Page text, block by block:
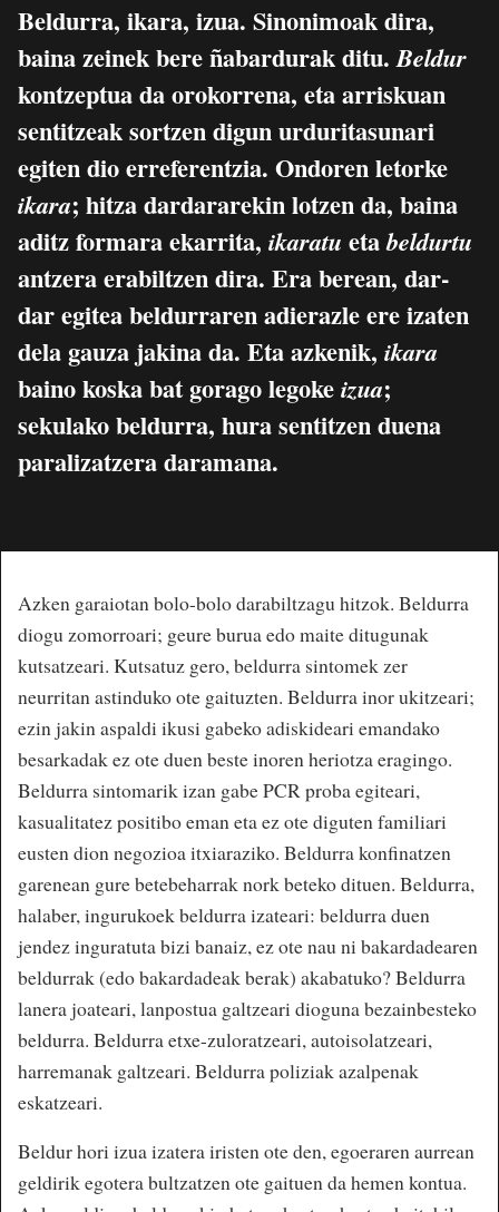
Beldurra, ikara, izua. Sinonimoak dira,
baina zeinek bere ñabardurak ditu.Beldur
kontzeptua da orokorrena, eta arriskuan
sentitzeak sortzen digun urduritasunari
egiten dio erreferentzia. Ondoren letorke
ikara; hitza dardararekin lotzen da, baina
aditz formara ekarrita, ikaratu etabeldurtu
antzera erabiltzen dira. Era berean, dar-
dar egitea beldurraren adierazle ere izaten
dela gauza jakina da. Eta azkenik, ikara
baino koska bat gorago legokeizua;
sekulako beldurra, hura sentitzen duena
paralizatzera daramana.
Azken garaiotan bolo-bolo darabiltzagu hitzok. Beldurra
diogu zomorroari; geure burua edo maite ditugunak
kutsatzeari. Kutsatuz gero, beldurra sintomek zer
neurritan astinduko ote gaituzten. Beldurra inor ukitzeari;
ezin jakin aspaldi ikusi gabeko adiskideari emandako
besarkadak ez ote duen beste inoren heriotza eragingo.
Beldurra sintomarik izan gabe PCR proba egiteari,
kasualitatez positibo eman eta ez ote diguten familiari
eusten dion negozioa itxiaraziko. Beldurra konfinatzen
garenean gure betebeharrak nork beteko dituen. Beldurra,
halaber, ingurukoek beldurra izateari: beldurra duen
jendez inguratuta bizi banaiz, ez ote nau ni bakardadearen
beldurrak (edo bakardadeak berak) akabatuko? Beldurra
lanera joateari, lanpostua galtzeari dioguna bezainbesteko
beldurra. Beldurra etxe-zuloratzeari, autoisolatzeari,
harremanak galtzeari. Beldurra poliziak azalpenak
eskatzeari.
Beldur hori izua izatera iristen ote den, egoeraren aurrean
geldirik egotera bultzatzen ote gaituen da hemen kontua.